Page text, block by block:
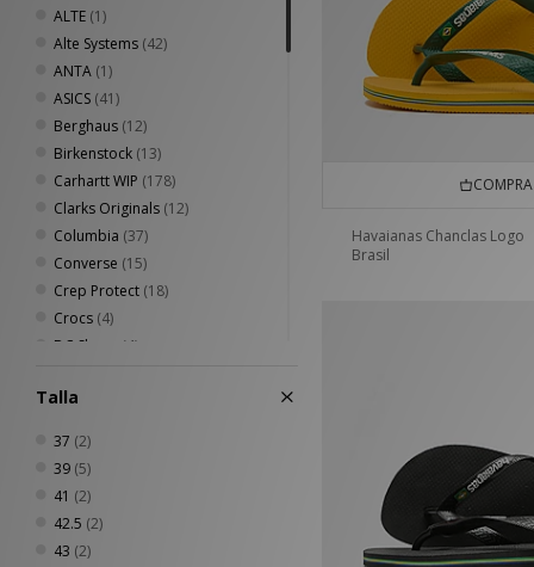
ALTE (1)
Alte Systems (42)
ANTA (1)
ASICS (41)
Berghaus (12)
Birkenstock (13)
Carhartt WIP (178)
Clarks Originals (12)
Columbia (37)
Converse (15)
Crep Protect (18)
Crocs (4)
DC Shoes
(4)
Dickies
Fred Perry
Havaianas
Henri Lloyd
HOKA (9)
Talla
37 (2)
39 (5)
41 (2)
42.5 (2)
43 (2)
COMPRA
Havaianas Chanclas Logo
Brasil